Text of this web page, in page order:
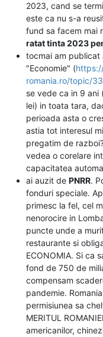
2023, cand se
este ca nu s-a
fund sa facem mai
ratat tinta 2023
tocmai am publicat
"Economie" (
romania.ro/topic/
se vede ca in 9 ani
lei) in toata tara,
perioada asta o
astia tot interesul
pregatim de
vedea o corelare
capacitatea
ai auzit de PNRR.
fonduri speciale.
primesc la fel, cel
nenorocire in
puncte unde a
restaurante si
ECONOMIA. Si ca
fond de 750 de
compensam
pandemie.
permisiunea sa
MERITUL
americanilor,